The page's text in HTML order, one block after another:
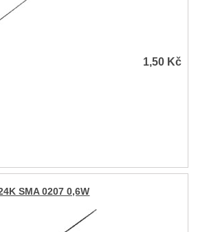
1,50 Kč
SMA 0207 0,6W